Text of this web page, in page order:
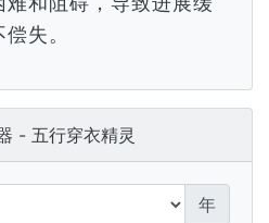
失。
- 五行穿衣精灵
年